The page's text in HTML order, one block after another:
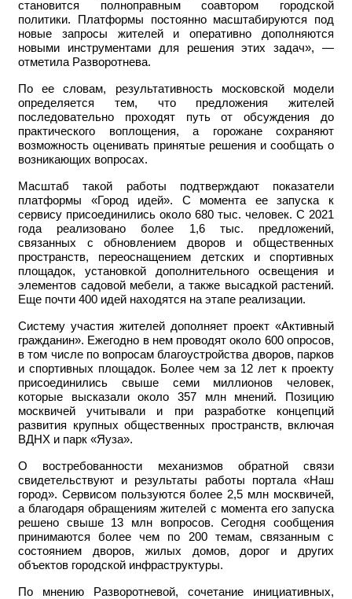
становится полноправным соавтором городской
политики. Платформы постоянно масштабируются под
новые запросы жителей и оперативно дополняются
новыми инструментами для решения этих задач», —
отметила Разворотнева.
По ее словам, результативность московской модели
определяется тем, что предложения жителей
последовательно проходят путь от обсуждения до
практического воплощения, а горожане сохраняют
возможность оценивать принятые решения и сообщать о
возникающих вопросах.
Масштаб такой работы подтверждают показатели
платформы «Город идей». С момента ее запуска к
сервису присоединились около 680 тыс. человек. С 2021
года реализовано более 1,6 тыс. предложений,
связанных с обновлением дворов и общественных
пространств, переоснащением детских и спортивных
площадок, установкой дополнительного освещения и
элементов садовой мебели, а также высадкой растений.
Еще почти 400 идей находятся на этапе реализации.
Систему участия жителей дополняет проект «Активный
гражданин». Ежегодно в нем проводят около 600 опросов,
в том числе по вопросам благоустройства дворов, парков
и спортивных площадок. Более чем за 12 лет к проекту
присоединились свыше семи миллионов человек,
которые высказали около 357 млн мнений. Позицию
москвичей учитывали и при разработке концепций
развития крупных общественных пространств, включая
ВДНХ и парк «Яуза».
О востребованности механизмов обратной связи
свидетельствуют и результаты работы портала «Наш
город». Сервисом пользуются более 2,5 млн москвичей,
а благодаря обращениям жителей с момента его запуска
решено свыше 13 млн вопросов. Сегодня сообщения
принимаются более чем по 200 темам, связанным с
состоянием дворов, жилых домов, дорог и других
объектов городской инфраструктуры.
По мнению Разворотневой, сочетание инициативных,